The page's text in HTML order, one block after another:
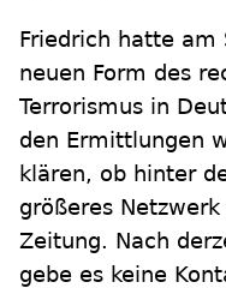
Friedrich hatte am
neuen Form des
Terrorismus in
den Ermittlungen
klären, ob hinter
größeres
Zeitung. Nach
gebe es keine